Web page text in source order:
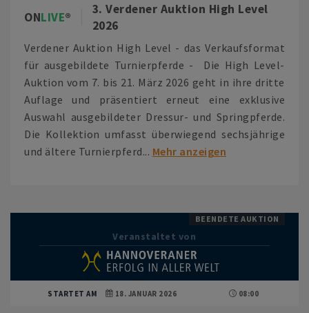
ONLIVE
3. Verdener Auktion High Level
2026
Verdener Auktion High Level - das Verkaufsformat
für ausgebildete Turnierpferde - Die High Level-
Auktion vom 7. bis 21. März 2026 geht in ihre dritte
Auflage und präsentiert erneut eine exklusive
Auswahl ausgebildeter Dressur- und Springpferde.
Die Kollektion umfasst überwiegend sechsjährige
und ältere Turnierpferd... Mehr anzeigen
BEENDETE AUKTION
Veranstaltet von
STARTET AM 18. JANUAR 2026 08:00